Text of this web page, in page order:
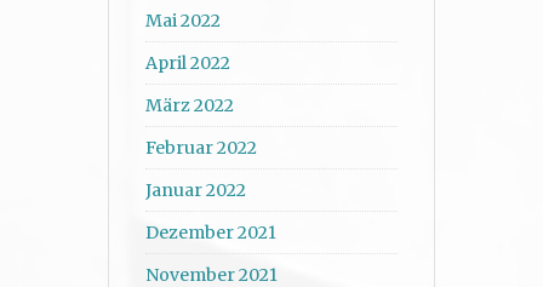
Mai 2022
April 2022
März 2022
Februar 2022
Januar 2022
Dezember 2021
November 2021